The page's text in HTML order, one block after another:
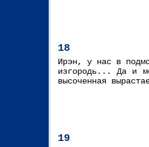
18
Ирэн, у нас в
изгородь... Да и
высоченная
19